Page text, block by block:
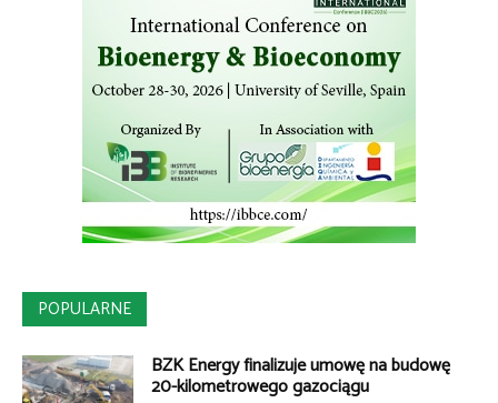
POPULARNE
BZK Energy finalizuje umowę na budowę
20-kilometrowego gazociągu